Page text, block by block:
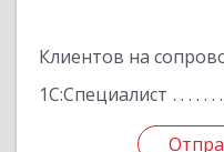
Клиентов на
1С:Специалист